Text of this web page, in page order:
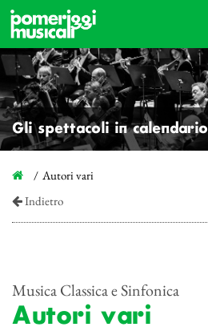
Gli spettacoli in calendario
Autori vari
Indietro
Musica Classica e Sinfonica
Autori vari